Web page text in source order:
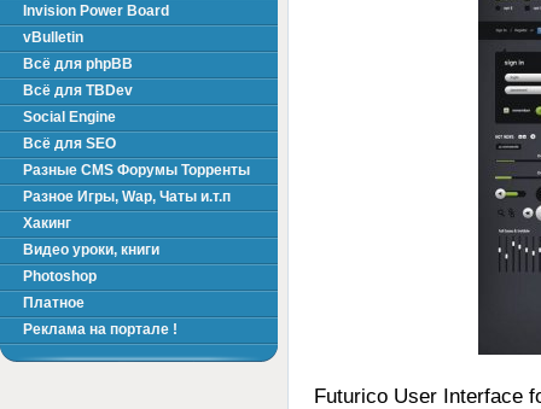
Futurico User Interface
Invision Power Board
vBulletin
Всё для phpBB
Всё для TBDev
Social Engine
Всё для SEO
Разные CMS Форумы Торренты
Разное Игры, Wap, Чаты и.т.п
Хакинг
Видео уроки, книги
Photoshop
Платное
Реклама на портале !